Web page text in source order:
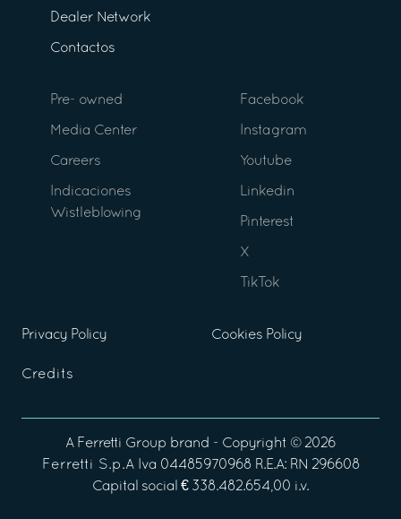
Dealer Network
Contactos
Pre- owned
Media Center
Careers
Indicaciones
Wistleblowing
Facebook
Instagram
Youtube
Linkedin
Pinterest
X
TikTok
Privacy Policy Cookies Policy
Credits
A Ferretti Group brand - Copyright © 2026
Ferretti S.p.AIva 04485970968 R.E.A: RN 296608
Capital social € 338.482.654,00 i.v.